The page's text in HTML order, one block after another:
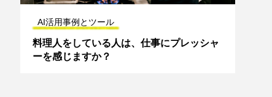
AI活用事例とツール
料理人をしている人は、仕事にプレッシャ
ーを感じますか？